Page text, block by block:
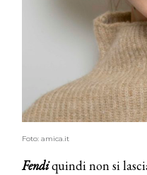
Foto: amica.it
Fendiquindi non si